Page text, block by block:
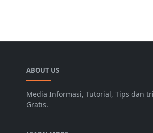
ABOUT US
Media Informasi, Tutorial, Tips dan
Gratis.